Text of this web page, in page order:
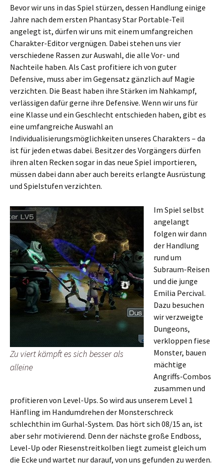
Bevor wir uns in das Spiel stürzen, dessen Handlung einige
Jahre nach dem ersten Phantasy Star Portable-Teil
angelegt ist, dürfen wir uns mit einem umfangreichen
Charakter-Editor vergnügen. Dabei stehen uns vier
verschiedene Rassen zur Auswahl, die alle Vor- und
Nachteile haben. Als Cast profitiere ich von guter
Defensive, muss aber im Gegensatz gänzlich auf Magie
verzichten. Die Beast haben ihre Stärken im Nahkampf,
verlässigen dafür gerne ihre Defensive. Wenn wir uns für
eine Klasse und ein Geschlecht entschieden haben, gibt es
eine umfangreiche Auswahl an
Individualisierungsmöglichkeiten unseres Charakters – da
ist für jeden etwas dabei. Besitzer des Vorgängers dürfen
ihren alten Recken sogar in das neue Spiel importieren,
müssen dabei dann aber auch bereits erlangte Ausrüstung
und Spielstufen verzichten.
Zu viert kämpft es sich besser als
alleine
Im Spiel selbst
angelangt
folgen wir dann
der Handlung
rund um
Subraum-Reisen
und die junge
Emilia Percival.
Dazu besuchen
wir verzweigte
Dungeons,
verkloppen fiese
Monster, bauen
mächtige
Angriffs-Combos
zusammen und
profitieren von Level-Ups. So wird aus unserem Level 1
Hänfling im Handumdrehen der Monsterschreck
schlechthin im Gurhal-System. Das hört sich 08/15 an, ist
aber sehr motivierend. Denn der nächste große Endboss,
Level-Up oder Riesenstreitkolben liegt zumeist gleich um
die Ecke und wartet nur darauf, von uns gefunden zu werden.